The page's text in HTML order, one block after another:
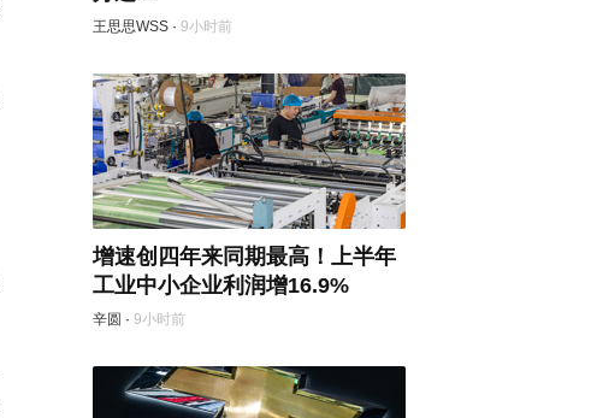
王思思WSS · 9小时前
增速创四年来同期最高！上半年
工业中小企业利润增16.9%
辛圆 · 9小时前